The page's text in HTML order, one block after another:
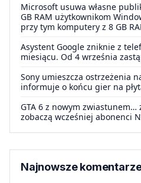
Microsoft usuwa własne
GB RAM użytkownikom
przy tym komputery z 8 GB
Asystent Google zniknie z
miesiącu. Od 4 września
Sony umieszcza ostrzeżenia
informuje o końcu gier na
GTA 6 z nowym zwiastunem…
zobaczą wcześniej abonenci
Najnowsze